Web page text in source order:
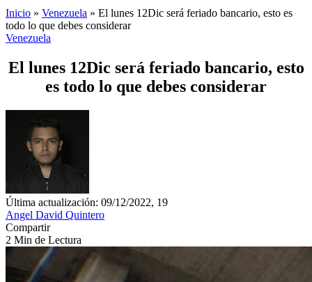
Inicio » Venezuela » El lunes 12Dic será feriado bancario, esto es
todo lo que debes considerar
Venezuela
El lunes 12Dic será feriado bancario, esto
es todo lo que debes considerar
Última actualización: 09/12/2022, 19
Angel David Quintero
Compartir
2 Min de Lectura